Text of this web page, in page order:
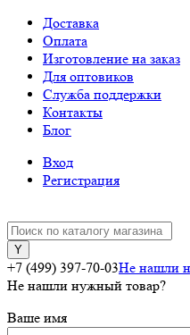
Доставка
Оплата
Изготовление на заказ
Для оптовиков
Служба поддержки
Контакты
Блог
Вход
Регистрация
+7 (499) 397-70-03Не нашли
Не нашли нужный товар?
Ваше имя